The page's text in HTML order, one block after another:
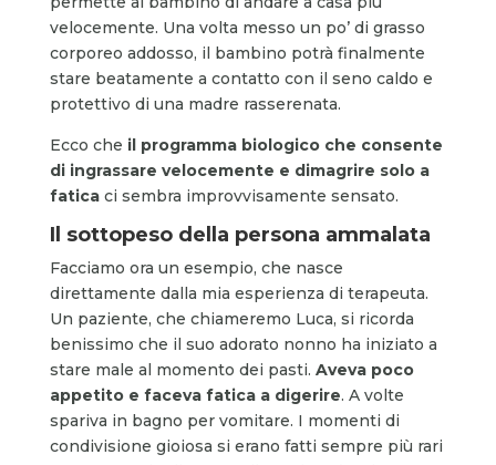
velocemente. Una volta messo un po’ di grasso
corporeo addosso, il bambino potrà finalmente
stare beatamente a contatto con il seno caldo e
protettivo di una madre rasserenata.
Ecco che il programma biologico che consente
di ingrassare velocemente e dimagrire solo a
faticaci sembra improvvisamente sensato.
Il sottopeso della persona ammalata
Facciamo ora un esempio, che nasce
direttamente dalla mia esperienza di terapeuta.
Un paziente, che chiameremo Luca, si ricorda
benissimo che il suo adorato nonno ha iniziato a
stare male al momento dei pasti. Aveva poco
appetito e faceva fatica a digerire. A volte
spariva in bagno per vomitare. I momenti di
condivisione gioiosa si erano fatti sempre più rari